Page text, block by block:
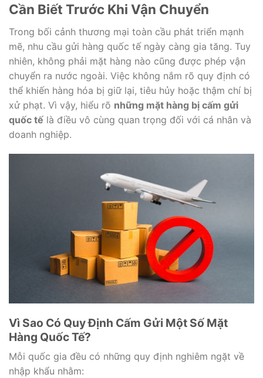
Cần Biết Trước Khi Vận Chuyển
Trong bối cảnh thương mại toàn cầu phát triển mạnh
mẽ, nhu cầu gửi hàng quốc tế ngày càng gia tăng. Tuy
nhiên, không phải mặt hàng nào cũng được phép vận
chuyển ra nước ngoài. Việc không nắm rõ quy định có
thể khiến hàng hóa bị giữ lại, tiêu hủy hoặc thậm chí bị
xử phạt. Vì vậy, hiểu rõ những mặt hàng bị cấm gửi
quốc tế là điều vô cùng quan trọng đối với cá nhân và
doanh nghiệp.
Vì Sao Có Quy Định Cấm Gửi Một Số Mặt
Hàng Quốc Tế?
Mỗi quốc gia đều có những quy định nghiêm ngặt về
nhập khẩu nhằm: